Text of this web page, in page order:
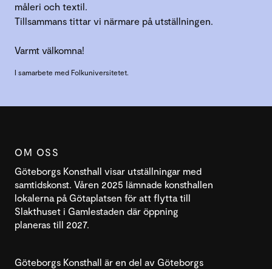
måleri och textil.
Tillsammans tittar vi närmare på utställningen.
Varmt välkomna!
I samarbete med Folkuniversitetet.
OM OSS
Göteborgs Konsthall visar utställningar med
samtidskonst. Våren 2025 lämnade konsthallen
lokalerna på Götaplatsen för att flytta till
Slakthuset i Gamlestaden där öppning
planeras till 2027.
Göteborgs Konsthall är en del av Göteborgs